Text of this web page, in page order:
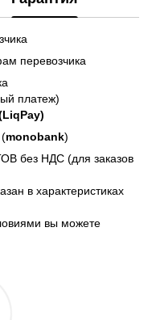
перевозчика
платеж)
(monobank)
без НДС (для заказов
в характеристиках
вы можете